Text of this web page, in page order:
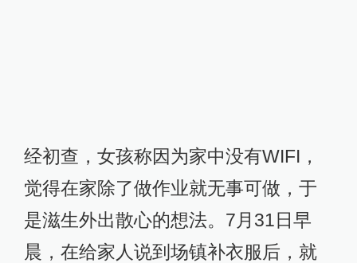
经初查，女孩称因为家中没有WIFI，
觉得在家除了做作业就无事可做，于
是滋生外出散心的想法。7月31日早
晨，在给家人说到场镇补衣服后，就